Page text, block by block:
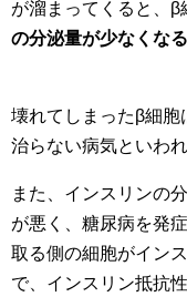
が溜まってくると、β
の分泌量が少なくな
壊れてしまったβ細
治らない病気といわ
また、インスリンの
が悪く、糖尿病を発
取る側の細胞がイン
で、インスリン抵抗